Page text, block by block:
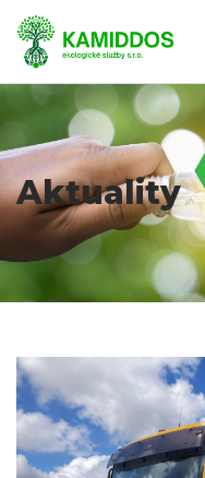
Aktuality